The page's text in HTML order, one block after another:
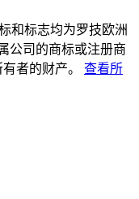
和标志均为罗技欧洲
公司的商标或注册商
者的财产。 查看所